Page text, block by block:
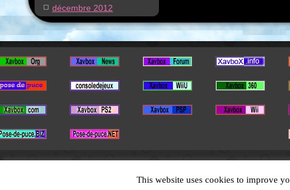
décembre 2012
This website uses cookies to improve